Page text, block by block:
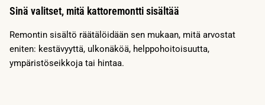
Sinä valitset, mitä kattoremontti sisältää
Remontin sisältö räätälöidään sen mukaan, mitä arvostat
eniten: kestävyyttä, ulkonäköä, helppohoitoisuutta,
ympäristöseikkoja tai hintaa.